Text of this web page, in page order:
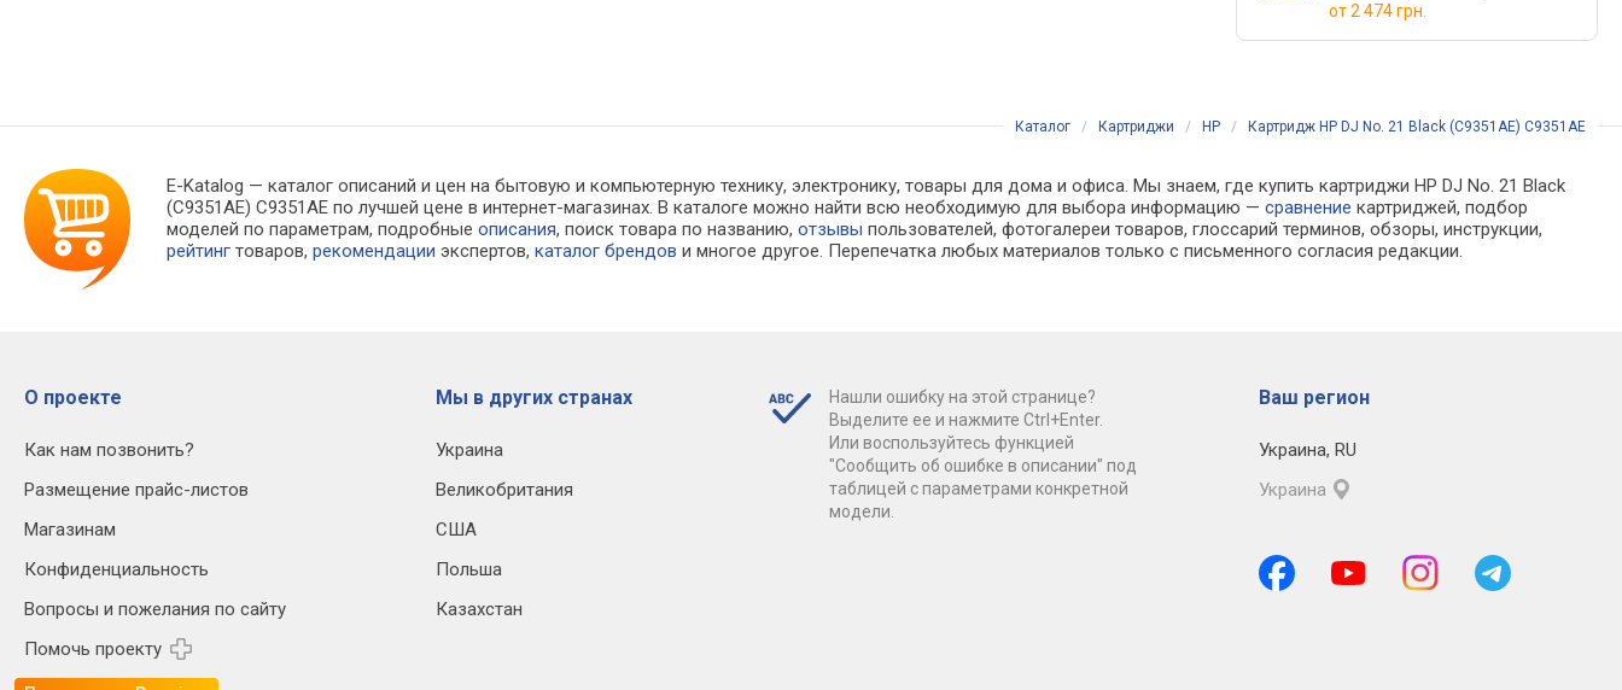
от2 474 грн.
Каталог / Картриджи / HP / Картридж HP DJ No. 21 Black (C9351AE) C9351AE
E-Katalog — каталог описаний и цен на бытовую и компьютерную технику, электронику, товары для дома и офиса. Мы знаем, где купить картриджи HP DJ No. 21 Black
(C9351AE) C9351AE по лучшей цене в интернет-магазинах. В каталоге можно найти всю необходимую для выбора информацию —сравнение картриджей, подбор
моделей по параметрам, подробныеописания, поиск товара по названию,отзывы пользователей, фотогалереи товаров, глоссарий терминов, обзоры, инструкции,
рейтинг товаров,рекомендации экспертов,каталог брендов и многое другое. Перепечатка любых материалов только с письменного согласия редакции.
О проекте
Как нам позвонить?
Размещение прайс-листов
Магазинам
Конфиденциальность
Вопросы и пожелания по сайту
Помочь проекту
Мы в других странах
Украина
Великобритания
США
Польша
Казахстан
Нашли ошибку на этой странице?
Выделите ее и нажмите Ctrl+Enter.
Или воспользуйтесь функцией
"Сообщить об ошибке в описании" под
таблицей с параметрами конкретной
модели.
Ваш регион
Украина, RU
Украина